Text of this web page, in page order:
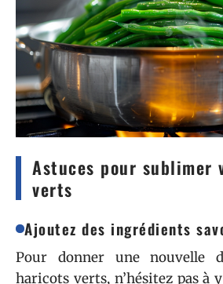
Astuces pour sublimer
verts
Ajoutez des ingrédients
Pour donner une nouvelle
haricots verts, n’hésitez pas à